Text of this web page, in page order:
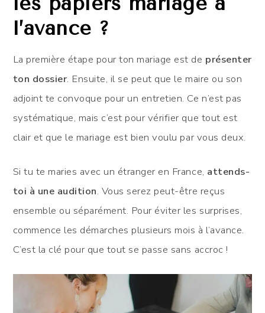
l’avance ?
La première étape pour ton mariage est de présenter
ton dossier. Ensuite, il se peut que le maire ou son
adjoint te convoque pour un entretien. Ce n’est pas
systématique, mais c’est pour vérifier que tout est
clair et que le mariage est bien voulu par vous deux.
Si tu te maries avec un étranger en France, attends-
toi à une audition. Vous serez peut-être reçus
ensemble ou séparément. Pour éviter les surprises,
commence les démarches plusieurs mois à l’avance.
C’est la clé pour que tout se passe sans accroc !